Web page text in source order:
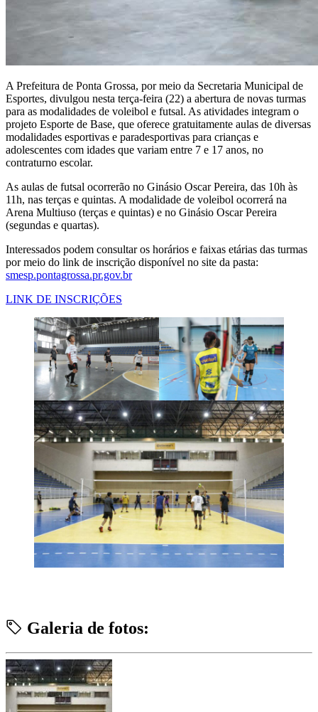
A Prefeitura de Ponta Grossa, por meio da Secretaria Municipal de
Esportes, divulgou nesta terça-feira (22) a abertura de novas turmas
para as modalidades de voleibol e futsal. As atividades integram o
projeto Esporte de Base, que oferece gratuitamente aulas de diversas
modalidades esportivas e paradesportivas para crianças e
adolescentes com idades que variam entre 7 e 17 anos, no
contraturno escolar.
As aulas de futsal ocorrerão no Ginásio Oscar Pereira, das 10h às
11h, nas terças e quintas. A modalidade de voleibol ocorrerá na
Arena Multiuso (terças e quintas) e no Ginásio Oscar Pereira
(segundas e quartas).
Interessados podem consultar os horários e faixas etárias das turmas
por meio do link de inscrição disponível no site da pasta:
smesp.pontagrossa.pr.gov.br
LINK DE INSCRIÇÕES
Galeria de fotos: